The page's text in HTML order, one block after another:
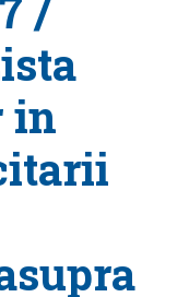
in